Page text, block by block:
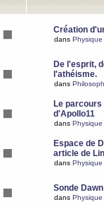
Création
dans Physique
De l'esprit,
l'athéisme.
dans
Le
d'Apollo11
dans Physique
Espace de
article de
dans Physique
Sonde Dawn
dans Physique